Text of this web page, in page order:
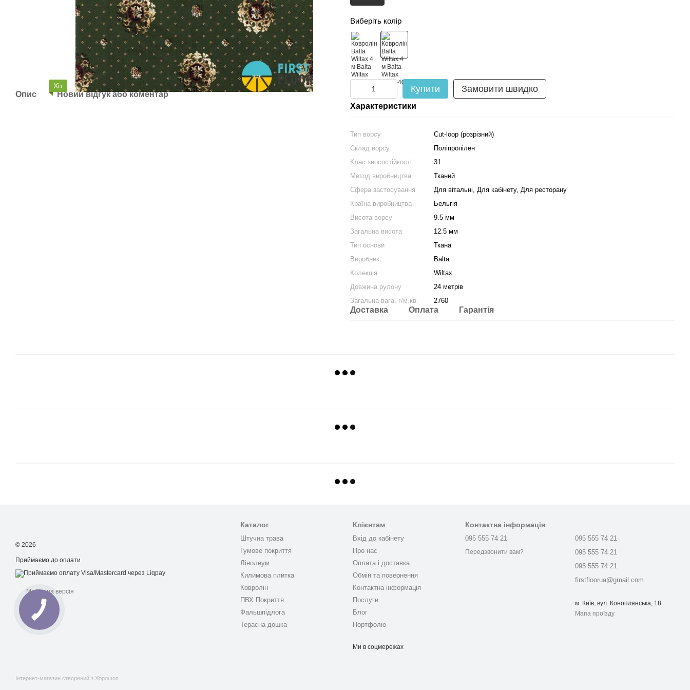
Хіт
Опис Новий відгук або коментар
Виберіть колір
Купити Замовити швидко
Характеристики
Тип ворсу
Cut-loop (розрізний)
Склад ворсу
Поліпропілен
Клас зносостійкості
31
Метод виробництва
Тканий
Сфера застосування
Для вітальні, Для кабінету, Для ресторану
Країна виробництва
Бельгія
Висота ворсу
9.5 мм
Загальна висота
12.5 мм
Тип основи
Ткана
Виробник
Balta
Колекція
Wiltax
Довжина рулону
24 метрів
Загальна вага, г/м.кв.
2760
Доставка Оплата Гарантія
© 2026
Приймаємо до оплати
Мобільна версія
Інтернет-магазин створений з Хорошоп
Каталог
Штучна трава
Гумове покриття
Лінолеум
Килимова плитка
Ковролін
ПВХ Покриття
Фальшпідлога
Терасна дошка
Клієнтам
Вхід до кабінету
Про нас
Оплата і доставка
Обмін та повернення
Контактна інформація
Послуги
Блог
Портфоліо
Ми в соцмережах
Контактна інформація
095 555 74 21
Передзвонити вам?
095 555 74 21
095 555 74 21
095 555 74 21
firstfloorua@gmail.com
м. Київ, вул. Коноплянська, 18
Мапа проїзду